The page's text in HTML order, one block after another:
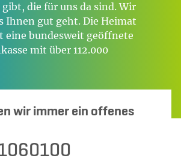
gibt, die für uns da sind. Wir
Ihnen gut geht. Die Heimat
eine bundesweit geöffnete
mit über 112.000
wir immer ein offenes